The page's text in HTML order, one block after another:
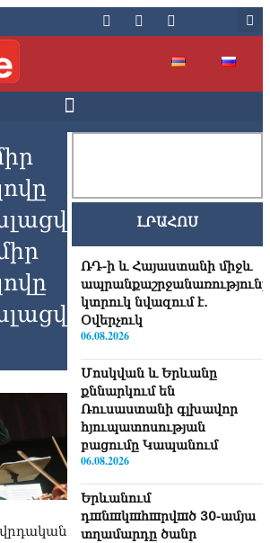
ԼՐԱՀՈՍ
ՌԴ-ի և Հայաստանի միջև
ապրանքաշրջանառությունը
կտրուկ նվազում է․
Օվերչուկ
06.08.2026
Մոսկվան և Երևանը
քննարկում են
Ռուսաստանի գլխավոր
հյուպատոսության
բացումը Կապանում
06.08.2026
Երևանում
դшնшկшհшրվшծ 30-ամյա
տղամարդը ծանր